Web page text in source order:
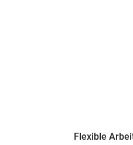
Flexible